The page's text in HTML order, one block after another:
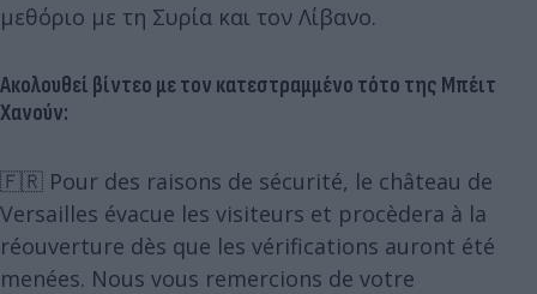
μεθόριο με τη Συρία και τον Λίβανο.
Ακολουθεί βίντεο με τον κατεστραμμένο τότο της Μπέιτ
Χανούν:
🇫🇷 Pour des raisons de sécurité, le château de
Versailles évacue les visiteurs et procèdera à la
réouverture dès que les vérifications auront été
menées. Nous vous remercions de votre